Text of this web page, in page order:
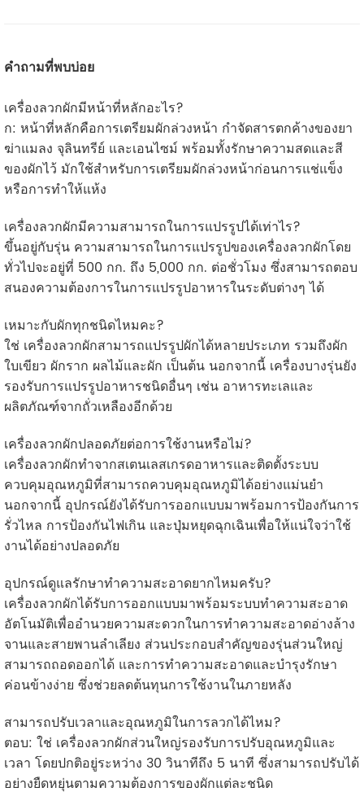
คำถามที่พบบ่อย
เครื่องลวกผักมีหน้าที่หลักอะไร?
ก: หน้าที่หลักคือการเตรียมผักล่วงหน้า กำจัดสารตกค้างของยา
ฆ่าแมลง จุลินทรีย์ และเอนไซม์ พร้อมทั้งรักษาความสดและสี
ของผักไว้ มักใช้สำหรับการเตรียมผักล่วงหน้าก่อนการแช่แข็ง
หรือการทำให้แห้ง
เครื่องลวกผักมีความสามารถในการแปรรูปได้เท่าไร?
ขึ้นอยู่กับรุ่น ความสามารถในการแปรรูปของเครื่องลวกผักโดย
ทั่วไปจะอยู่ที่ 500 กก. ถึง 5,000 กก. ต่อชั่วโมง ซึ่งสามารถตอบ
สนองความต้องการในการแปรรูปอาหารในระดับต่างๆ ได้
เหมาะกับผักทุกชนิดไหมคะ?
ใช่ เครื่องลวกผักสามารถแปรรูปผักได้หลายประเภท รวมถึงผัก
ใบเขียว ผักราก ผลไม้และผัก เป็นต้น นอกจากนี้ เครื่องบางรุ่นยัง
รองรับการแปรรูปอาหารชนิดอื่นๆ เช่น อาหารทะเลและ
ผลิตภัณฑ์จากถั่วเหลืองอีกด้วย
เครื่องลวกผักปลอดภัยต่อการใช้งานหรือไม่?
เครื่องลวกผักทำจากสเตนเลสเกรดอาหารและติดตั้งระบบ
ควบคุมอุณหภูมิที่สามารถควบคุมอุณหภูมิได้อย่างแม่นยำ
นอกจากนี้ อุปกรณ์ยังได้รับการออกแบบมาพร้อมการป้องกันการ
รั่วไหล การป้องกันไฟเกิน และปุ่มหยุดฉุกเฉินเพื่อให้แน่ใจว่าใช้
งานได้อย่างปลอดภัย
อุปกรณ์ดูแลรักษาทำความสะอาดยากไหมครับ?
เครื่องลวกผักได้รับการออกแบบมาพร้อมระบบทำความสะอาด
อัตโนมัติเพื่ออำนวยความสะดวกในการทำความสะอาดอ่างล้าง
จานและสายพานลำเลียง ส่วนประกอบสำคัญของรุ่นส่วนใหญ่
สามารถถอดออกได้ และการทำความสะอาดและบำรุงรักษา
ค่อนข้างง่าย ซึ่งช่วยลดต้นทุนการใช้งานในภายหลัง
สามารถปรับเวลาและอุณหภูมิในการลวกได้ไหม?
ตอบ: ใช่ เครื่องลวกผักส่วนใหญ่รองรับการปรับอุณหภูมิและ
เวลา โดยปกติอยู่ระหว่าง 30 วินาทีถึง 5 นาที ซึ่งสามารถปรับได้
อย่างยืดหยุ่นตามความต้องการของผักแต่ละชนิด